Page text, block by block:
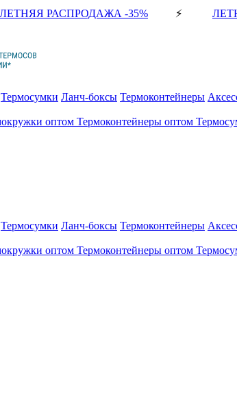
ЛЕТНЯЯ РАСПРОДАЖА -35% ⚡
Термосумки Ланч-боксы Термоконтейнеры
оптом Термоконтейнеры оптом
Термосумки Ланч-боксы Термоконтейнеры
оптом Термоконтейнеры оптом